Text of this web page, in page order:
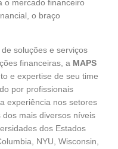
o mercado financeiro
o braço
soluções e serviços
financeiras, a MAPS
e expertise de seu time
por profissionais
experiência nos setores
mais diversos níveis
dos Estados
NYU, Wisconsin,